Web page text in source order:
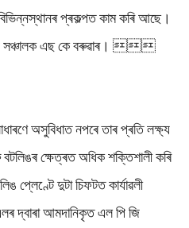
প্ৰকল্পত কাম কৰি আছে।
সঞ্চালক এছ কে বৰুৱাৰ। 
অসুবিধাত নপৰে তাৰ প্ৰতি লক্ষ্য
ক্ষেত্ৰত অধিক শক্তিশালী কৰি
দুটা চিফটত কাৰ্যাৱলী
দ্বাৰা আমদানিকৃত এল পি জি